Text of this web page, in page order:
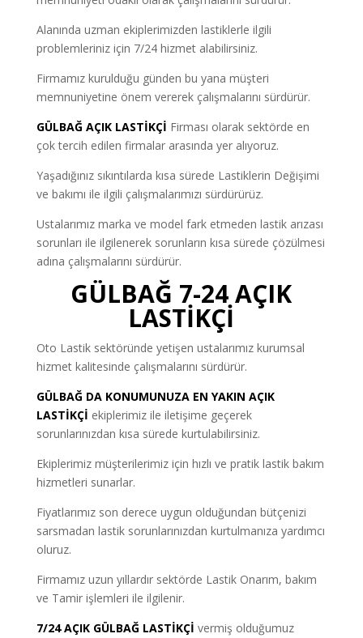
Alanında uzman ekiplerimizden lastiklerle ilgili
problemleriniz için 7/24 hizmet alabilirsiniz.
Firmamız kurulduğu günden bu yana müşteri
memnuniyetine önem vererek çalışmalarını sürdürür.
GÜLBAĞ AÇIK LASTİKÇİ Firması olarak sektörde en
çok tercih edilen firmalar arasında yer alıyoruz.
Yaşadığınız sıkıntılarda kısa sürede Lastiklerin Değişimi
ve bakımı ile ilgili çalışmalarımızı sürdürürüz.
Ustalarımız marka ve model fark etmeden lastik arızası
sorunları ile ilgilenerek sorunların kısa sürede çözülmesi
adına çalışmalarını sürdürür.
GÜLBAĞ 7-24 AÇIK
LASTİKÇİ
Oto Lastik sektöründe yetişen ustalarımız kurumsal
hizmet kalitesinde çalışmalarını sürdürür.
GÜLBAĞ DA KONUMUNUZA EN YAKIN AÇIK
LASTİKÇİ ekiplerimiz ile iletişime geçerek
sorunlarınızdan kısa sürede kurtulabilirsiniz.
Ekiplerimiz müşterilerimiz için hızlı ve pratik lastik bakım
hizmetleri sunarlar.
Fiyatlarımız son derece uygun olduğundan bütçenizi
sarsmadan lastik sorunlarınızdan kurtulmanıza yardımcı
oluruz.
Firmamız uzun yıllardır sektörde Lastik Onarım, bakım
ve Tamir işlemleri ile ilgilenir.
7/24 AÇIK GÜLBAĞ LASTİKÇİ vermiş olduğumuz